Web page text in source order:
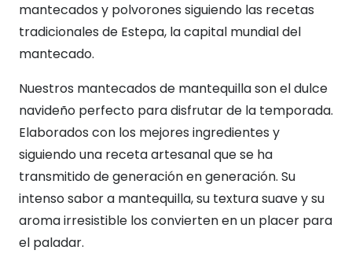
mantecados y polvorones siguiendo las recetas
tradicionales de Estepa, la capital mundial del
mantecado.
Nuestros mantecados de mantequilla son el dulce
navideño perfecto para disfrutar de la temporada.
Elaborados con los mejores ingredientes y
siguiendo una receta artesanal que se ha
transmitido de generación en generación. Su
intenso sabor a mantequilla, su textura suave y su
aroma irresistible los convierten en un placer para
el paladar.